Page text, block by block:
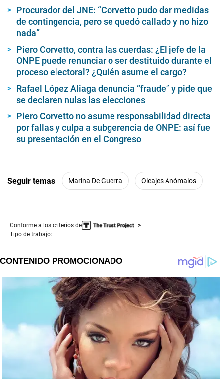
Procurador del JNE: “Corvetto pudo dar medidas
de contingencia, pero se quedó callado y no hizo
nada”
Piero Corvetto, contra las cuerdas: ¿El jefe de la
ONPE puede renunciar o ser destituido durante el
proceso electoral? ¿Quién asume el cargo?
Rafael López Aliaga denuncia “fraude” y pide que
se declaren nulas las elecciones
Piero Corvetto no asume responsabilidad directa
por fallas y culpa a subgerencia de ONPE: así fue
su presentación en el Congreso
Seguir temas Marina De Guerra Oleajes Anómalos
Conforme a los criterios de
Tipo de trabajo: